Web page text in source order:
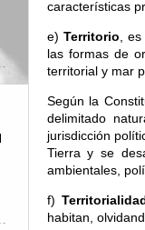
características
e) Territorio, es
las formas de
territorial y mar
Según la
delimitado
jurisdicción
Tierra y se
ambientales,
f)
habitan,